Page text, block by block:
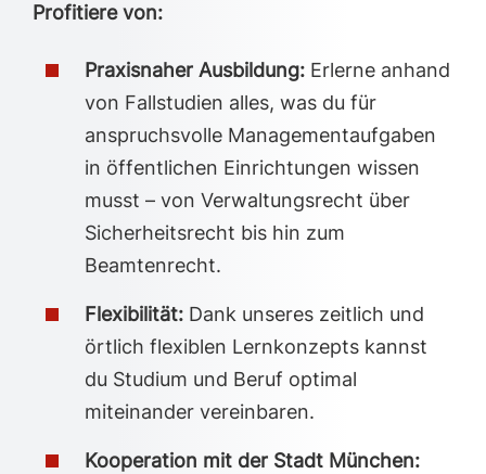
Profitiere von:
Praxisnaher Ausbildung:Erlerne anhand
von Fallstudien alles, was du für
anspruchsvolle Managementaufgaben
in öffentlichen Einrichtungen wissen
musst – von Verwaltungsrecht über
Sicherheitsrecht bis hin zum
Beamtenrecht.
Flexibilität:Dank unseres zeitlich und
örtlich flexiblen Lernkonzepts kannst
du Studium und Beruf optimal
miteinander vereinbaren.
Kooperation mit der Stadt München: